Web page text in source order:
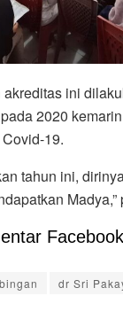
ini
2020
19.
tahun ini,
Madya,”
Facebook
dr Sri